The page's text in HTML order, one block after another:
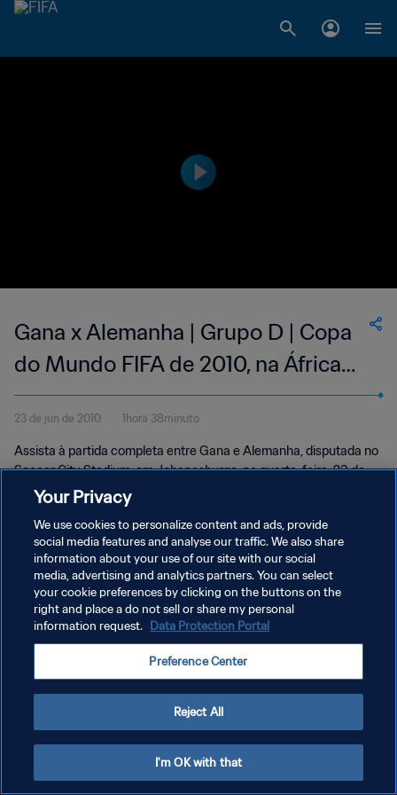
Gana x Alemanha | Grupo D | Copa
do Mundo FIFA de 2010, na África
do Sul | Jogo completo
23 de jun de 2010 1hora 38minuto
Assista à partida completa entre Gana e Alemanha, disputada no
Soccer City Stadium, em Johanesburgo, na quarta-feira, 23 de
junho de 2010.
POLÍTICA DE PRIVACIDADE
TERMOS DE SERVIÇO
ADMINISTRAR AS PREFERÊNCIAS DE COOKIES
Copyright © 1994-2026 FIFA. Todos os direitos reservados.
Your Privacy
We use cookies to personalize content and ads, provide
social media features and analyse our traffic. We also share
information about your use of our site with our social
media, advertising and analytics partners. You can select
your cookie preferences by clicking on the buttons on the
right and place a do not sell or share my personal
information request. Data Protection Portal
Preference Center
Reject All
I'm OK with that